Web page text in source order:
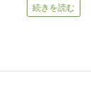
続きを読む